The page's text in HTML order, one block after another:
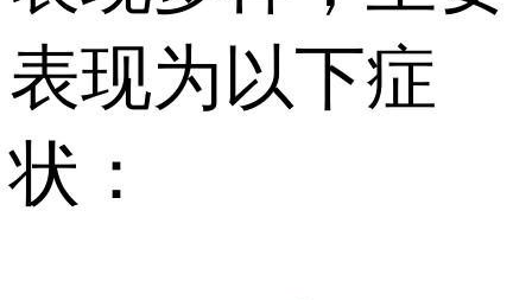
表现为以下症
状：